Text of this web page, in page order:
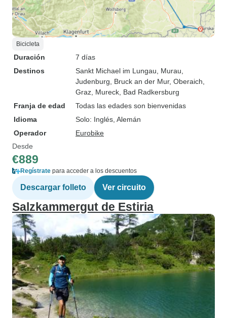
Bicicleta
Duración
7 días
Destinos
Sankt Michael im Lungau , Murau
Judenburg , Bruck an der Mur, Oberaich
Graz , Mureck , Bad Radkersburg
Franja de edad
Todas las edades son bienvenidas
Idioma
Solo: Inglés, Alemán
Operador
Eurobike
Desde
€889
Regístrate para acceder a los descuentos
Descargar folleto Ver circuito
Salzkammergut de Estiria